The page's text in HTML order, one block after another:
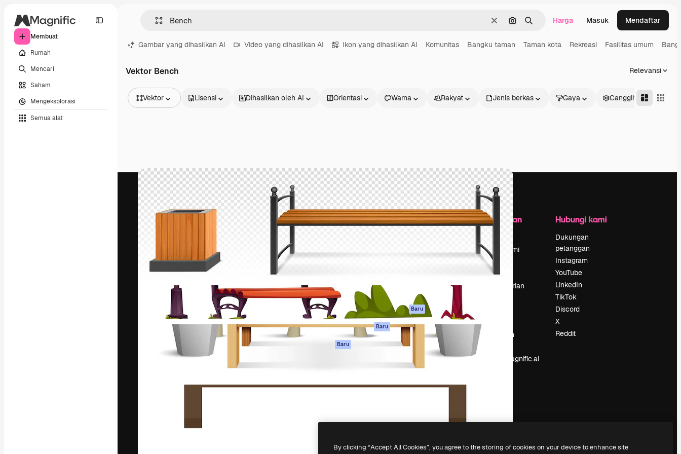
Membuat
Rumah
Mencari
Saham
Mengeksplorasi
Semua alat
JernihPencarian berdasarkan gambar
MencariHarga Masuk Mendaftar
Gambar yang dihasilkan AI Video yang dihasilkan AI Ikon yang dihasilkan AI Komunitas Bangku taman Taman kota Rekreasi Fasilitas umum
Vektor Bench Relevansi
Vektor
Video
Rekaman
Grafik gerak
Templat video
Ikon
Model 3D
Lisensi Dihasilkan oleh AI Orientasi Warna Rakyat Jenis berkas Gaya Canggih
terbaik Anda. Lebih dari 1 juta pelanggan
dari kalangan kreatif, perusahaan, agensi,
dan studio.
Produk
Generator video AI
Generator suara AI
Konten stok
MCP untuk
Claude/ChatGPT
Baru
Baru
Mulai
Kebijakan privasi
Asli Baru
Kebijakan Cookie
Pusat kepercayaan
Afiliasi
Perusahaan
Tentang kami
Reviews
Karier
Tren pencarian
Slidesgo
Jual konten
Ruang pers
Mencari magnific.ai
Hubungi kami
Dukungan
pelanggan
Instagram
YouTube
LinkedIn
TikTok
Discord
X
Reddit
Hak cipta dilindungi undang-undang.
By clicking “Accept All Cookies”, you agree to the storing of cookies on your device to enhance site